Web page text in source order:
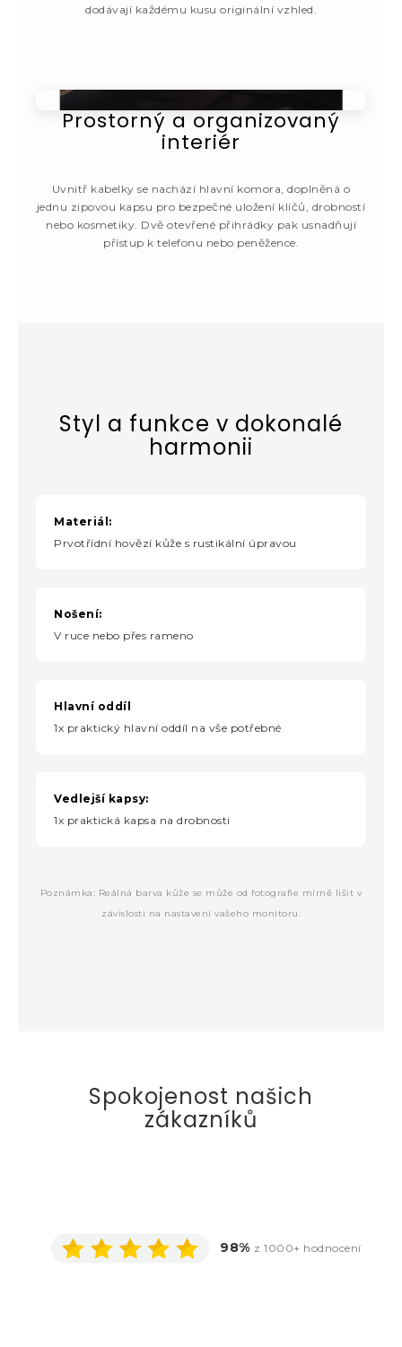
dodávají každému kusu originální vzhled.
Prostorný a organizovaný
interiér
Uvnitř kabelky se nachází hlavní komora, doplněná o
jednu zipovou kapsu pro bezpečné uložení klíčů, drobností
nebo kosmetiky. Dvě otevřené přihrádky pak usnadňují
přístup k telefonu nebo peněžence.
Styl a funkce v dokonalé
harmonii
Materiál:
Prvotřídní hovězí kůže s rustikální úpravou
Nošení:
V ruce nebo přes rameno
Hlavní oddíl
1x praktický hlavní oddíl na vše potřebné
Vedlejší kapsy:
1x praktická kapsa na drobnosti
Poznámka: Reálná barva kůže se může od fotografie mírně lišit v
závislosti na nastavení vašeho monitoru.
Spokojenost našich
zákazníků
98% z 1000+ hodnocení